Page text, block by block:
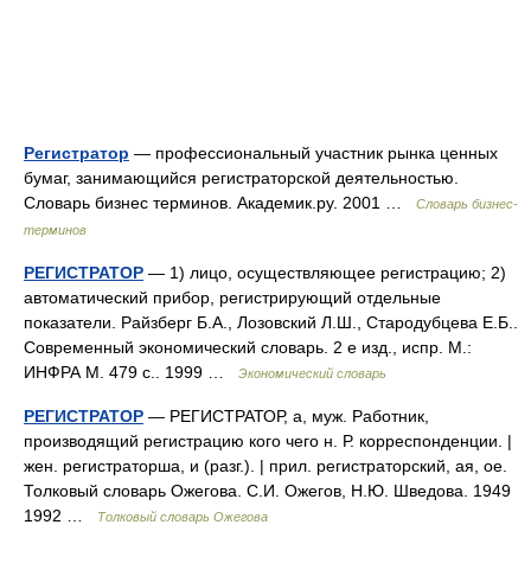
Регистратор — профессиональный участник рынка ценных
бумаг, занимающийся регистраторской деятельностью.
Словарь бизнес терминов. Академик.ру. 2001 …
Словарь бизнес-
терминов
РЕГИСТРАТОР — 1) лицо, осуществляющее регистрацию; 2)
автоматический прибор, регистрирующий отдельные
показатели. Райзберг Б.А., Лозовский Л.Ш., Стародубцева Е.Б..
Современный экономический словарь. 2 е изд., испр. М.:
ИНФРА М. 479 с.. 1999 …
Экономический словарь
РЕГИСТРАТОР — РЕГИСТРАТОР, а, муж. Работник,
производящий регистрацию кого чего н. Р. корреспонденции. |
жен. регистраторша, и (разг.). | прил. регистраторский, ая, ое.
Толковый словарь Ожегова. С.И. Ожегов, Н.Ю. Шведова. 1949
1992 …
Толковый словарь Ожегова